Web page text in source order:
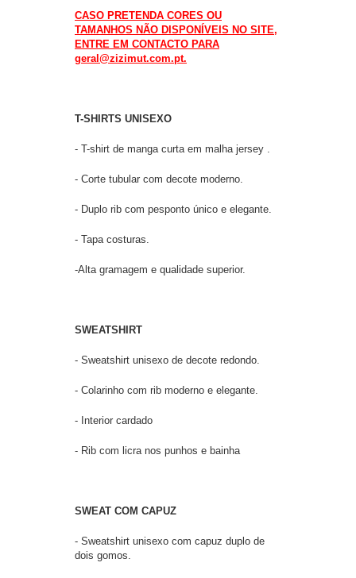
CASO PRETENDA CORES OU
TAMANHOS NÃO DISPONÍVEIS NO SITE,
ENTRE EM CONTACTO PARA
geral@zizimut.com.pt.
T-SHIRTS UNISEXO
- T-shirt de manga curta em malha jersey .
- Corte tubular com decote moderno.
- Duplo rib com pesponto único e elegante.
- Tapa costuras.
-Alta gramagem e qualidade superior.
SWEATSHIRT
- Sweatshirt unisexo de decote redondo.
- Colarinho com rib moderno e elegante.
- Interior cardado
- Rib com licra nos punhos e bainha
SWEAT COM CAPUZ
- Sweatshirt unisexo com capuz duplo de
dois gomos.